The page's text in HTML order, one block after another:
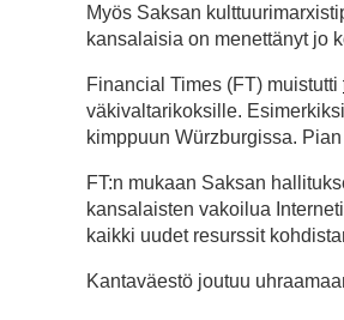
Myös Saksan
kansalaisia on menettänyt jo
Financial Times (FT) muistutti
väkivaltarikoksille.
kimppuun Würzburgissa.
FT:n mukaan Saksan
kansalaisten vakoilua
kaikki uudet resurssit
Kantaväestö joutuu